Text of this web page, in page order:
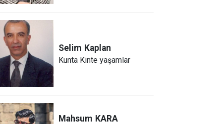
Selim Kaplan
Kunta Kinte yaşamlar
Mahsum KARA